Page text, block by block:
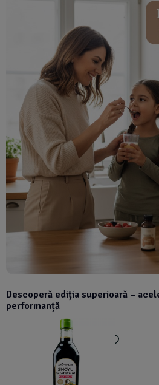
Descoperă ediția superioară –
performanță